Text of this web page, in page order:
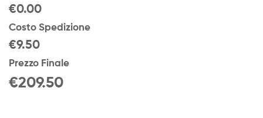
€0.00
Costo Spedizione
€9.50
Prezzo Finale
€209.50